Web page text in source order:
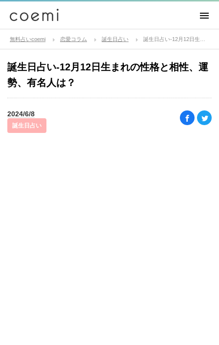
無料占いcoemi 恋愛コラム 誕生日占い
誕生日占い-12月12日生まれの性格と相性、運
勢、有名人は？
2024/6/8
誕生日占い